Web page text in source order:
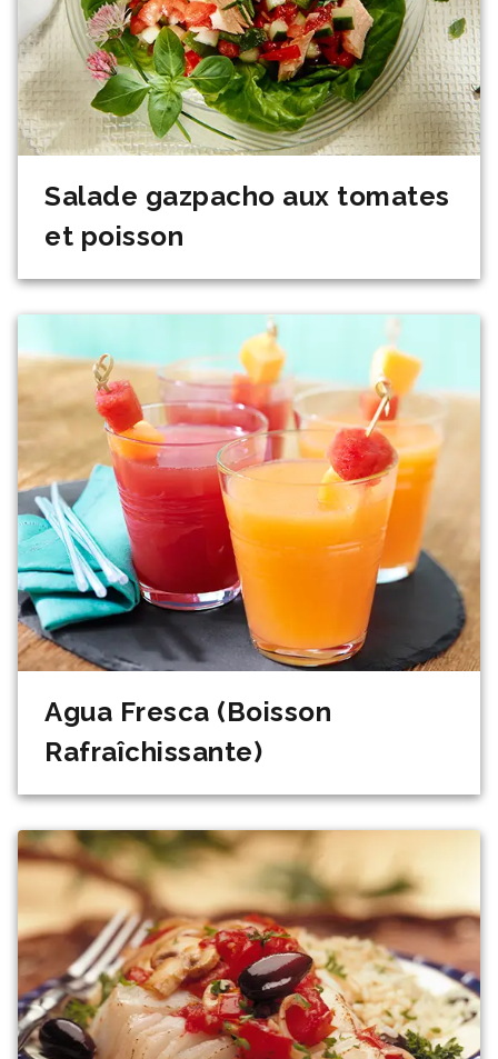
Salade gazpacho aux tomates
et poisson
Agua Fresca (Boisson
Rafraîchissante)